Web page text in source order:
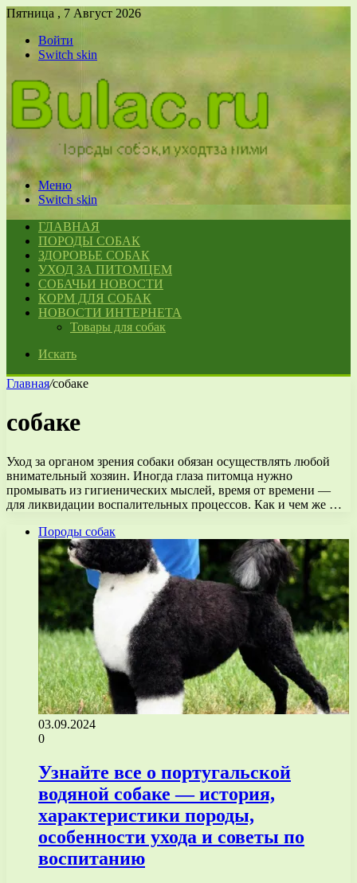
Пятница , 7 Август 2026
Войти
Switch skin
Меню
Switch skin
ГЛАВНАЯ
ПОРОДЫ СОБАК
ЗДОРОВЬЕ СОБАК
УХОД ЗА ПИТОМЦЕМ
СОБАЧЬИ НОВОСТИ
КОРМ ДЛЯ СОБАК
НОВОСТИ ИНТЕРНЕТА
Товары для собак
Искать
Главная/собаке
собаке
Уход за органом зрения собаки обязан осуществлять любой
внимательный хозяин. Иногда глаза питомца нужно
промывать из гигиенических мыслей, время от времени —
для ликвидации воспалительных процессов. Как и чем же …
Породы собак
03.09.2024
0
Узнайте все о португальской
водяной собаке — история,
характеристики породы,
особенности ухода и советы по
воспитанию